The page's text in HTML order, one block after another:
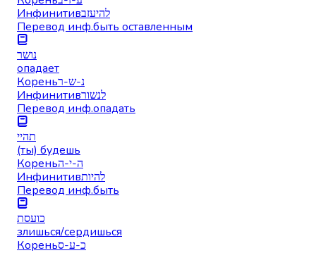
Инфинитивלהיעזב
Перевод инф.быть оставленным
נושר
опадает
Кореньנ-ש-ר
Инфинитивלנשור
Перевод инф.опадать
תהיי
(ты) будешь
Кореньה-י-ה
Инфинитивלהיות
Перевод инф.быть
כועסת
злишься/сердишься
Кореньכ-ע-ס